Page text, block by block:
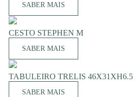
SABER MAIS
CESTO STEPHEN M
SABER MAIS
TABULEIRO TRELIS 46X31XH6.5
SABER MAIS